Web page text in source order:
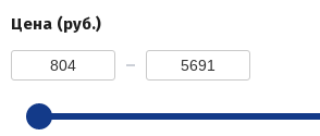
Цена (руб.)